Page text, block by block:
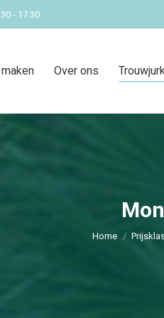
- 17.30
Over ons
Home